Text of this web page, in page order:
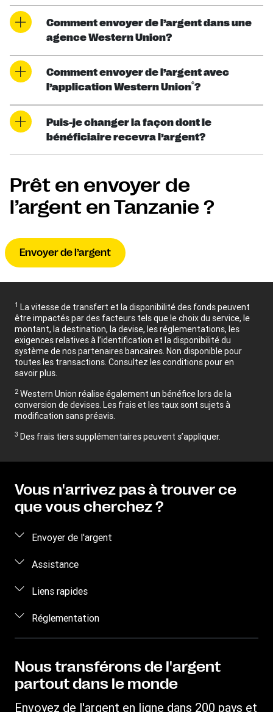
Comment envoyer de l’argent dans une
agence Western Union?
Comment envoyer de l’argent avec
l’application Western Union®?
Puis-je changer la façon dont le
bénéficiaire recevra l’argent?
Prêt en envoyer de
l’argent en Tanzanie ?
Envoyer de l’argent
1 La vitesse de transfert et la disponibilité des fonds peuvent
être impactés par des facteurs tels que le choix du service, le
montant, la destination, la devise, les réglementations, les
exigences relatives à l’identification et la disponibilité du
système de nos partenaires bancaires. Non disponible pour
toutes les transactions. Consultez les conditions pour en
savoir plus.
2 Western Union réalise également un bénéfice lors de la
conversion de devises. Les frais et les taux sont sujets à
modification sans préavis.
3 Des frais tiers supplémentaires peuvent s’appliquer.
Vous n'arrivez pas à trouver ce
que vous cherchez ?
Envoyer de l'argent
Envoyer de l'argent
Devis
Assistance
Foire aux questions
Liens rapides
Se connecter/S'inscrire
Devenir agent
Suivre un transfert
Réglementation
Déclaration de confidentialité en ligne
Conditions générales
Informations sur les cookies
Nous transférons de l'argent
partout dans le monde
Envoyez de l'argent en ligne dans 200 pays et